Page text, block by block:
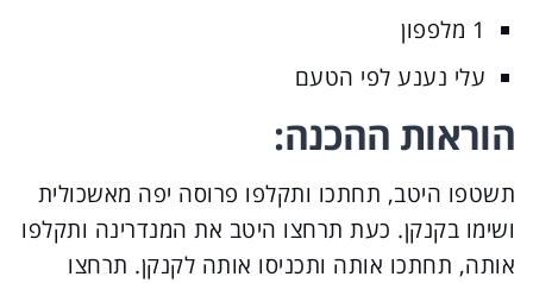
1 מלפפון
עלי נענע לפי הטעם
הוראות ההכנה:
תשטפו היטב, תחתכו ותקלפו פרוסה יפה מאשכולית
ושימו בקנקן. כעת תרחצו היטב את המנדרינה ותקלפו
אותה, תחתכו אותה ותכניסו אותה לקנקן. תרחצו